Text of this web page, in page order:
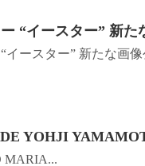
“イースター” 新た
イースター” 新たな画像
YOHJI
MARIA...